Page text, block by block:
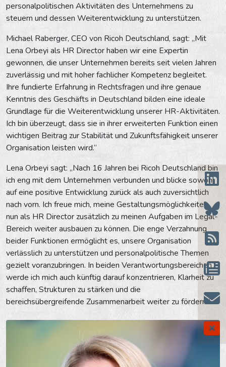
personalpolitischen Aktivitäten des Unternehmens zu
steuern und dessen Weiterentwicklung zu unterstützen.
Michael Raberger, CEO von Ricoh Deutschland, sagt: „Mit
Lena Orbeyi als HR Director haben wir eine Expertin
gewonnen, die unser Unternehmen bereits seit vielen Jahren
zuverlässig und mit hoher fachlicher Kompetenz begleitet.
Ihre fundierte Erfahrung in Rechtsfragen und ihre genaue
Kenntnis des Geschäfts in Deutschland bilden eine ideale
Grundlage für die Weiterentwicklung unserer HR-Aktivitäten.
Ich bin überzeugt, dass sie in ihrer erweiterten Funktion einen
wichtigen Beitrag zur Stabilität und Zukunftsfähigkeit unserer
Organisation leisten wird.“
Lena Orbeyi sagt: „Nach 16 Jahren bei Ricoh Deutschland bin
ich eng mit dem Unternehmen verbunden und blicke sowohl
auf eine positive Entwicklung zurück als auch zuversichtlich
nach vorn. Ich freue mich, meine Gestaltungsmöglichkeiten
nun als HR Director zusätzlich zu meinen Aufgaben im Legal-
Bereich weiter ausbauen zu können. Die enge Verzahnung
beider Funktionen ermöglicht es, unsere Organisation
verlässlich zu unterstützen und personalpolitische Themen
gezielt voranzubringen. In beiden Verantwortungsbereichen
werde ich mich auch künftig darauf konzentrieren, Klarheit zu
schaffen, Strukturen zu stärken und die
bereichsübergreifende Zusammenarbeit weiter zu fördern.“